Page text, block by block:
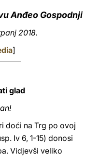
Anđeo Gospodnji
2018.
]
glad
doći na Trg po ovoj
Iv 6, 1-15) donosi
Vidjevši veliko